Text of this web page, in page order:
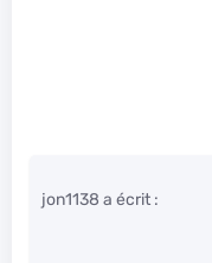
jon1138 a écrit :